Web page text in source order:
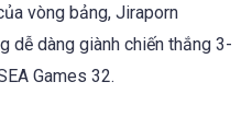
vòng bảng, Jiraporn
dễ dàng giành chiến thắng 3-
Games 32.